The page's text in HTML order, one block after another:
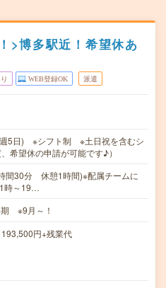
>博多駅近！希望休あ
WEB登録OK 派遣
週5日) ※シフト制 ※土日祝を含むシ
希望休の申請が可能です♪）
間30分 休憩1時間)※配属チームに
時～19…
※9月～！
円+残業代